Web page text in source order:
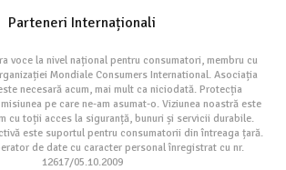
Parteneri Internaționali
voce la nivel național pentru consumatori, membru cu
Mondiale Consumers International. Asociația
necesară acum, mai mult ca niciodată. Protecția
pe care ne-am asumat-o. Viziunea noastră este
cu toții acces la siguranță, bunuri și servicii durabile.
este suportul pentru consumatorii din întreaga țară.
de date cu caracter personal înregistrat cu nr.
12617/05.10.2009